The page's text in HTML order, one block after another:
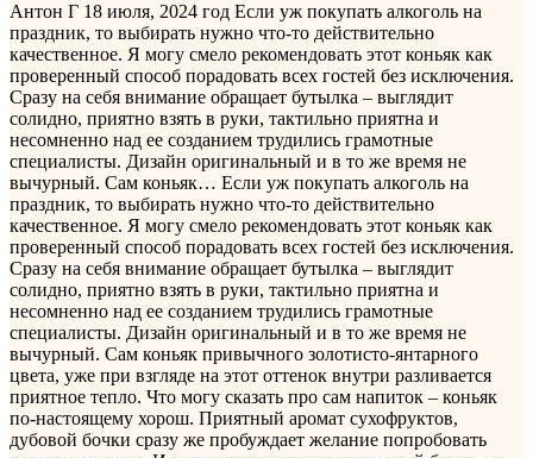
Антон Г 18 июля, 2024 год Если уж покупать алкоголь на
праздник, то выбирать нужно что-то действительно
качественное. Я могу смело рекомендовать этот коньяк как
проверенный способ порадовать всех гостей без исключения.
Сразу на себя внимание обращает бутылка – выглядит
солидно, приятно взять в руки, тактильно приятна и
несомненно над ее созданием трудились грамотные
специалисты. Дизайн оригинальный и в то же время не
вычурный. Сам коньяк… Если уж покупать алкоголь на
праздник, то выбирать нужно что-то действительно
качественное. Я могу смело рекомендовать этот коньяк как
проверенный способ порадовать всех гостей без исключения.
Сразу на себя внимание обращает бутылка – выглядит
солидно, приятно взять в руки, тактильно приятна и
несомненно над ее созданием трудились грамотные
специалисты. Дизайн оригинальный и в то же время не
вычурный. Сам коньяк привычного золотисто-янтарного
цвета, уже при взгляде на этот оттенок внутри разливается
приятное тепло. Что могу сказать про сам напиток – коньяк
по-настоящему хорош. Приятный аромат сухофруктов,
дубовой бочки сразу же пробуждает желание попробовать